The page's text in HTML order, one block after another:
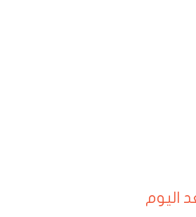
اليوم